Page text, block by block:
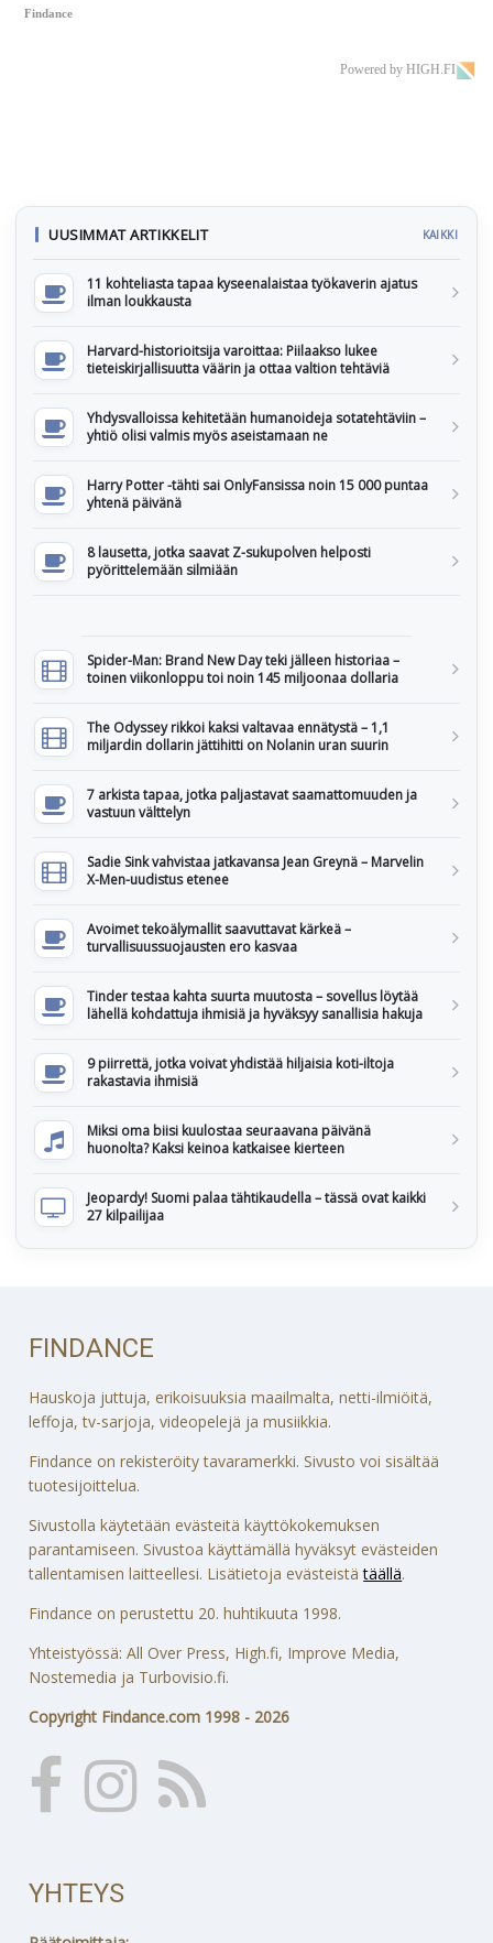
Findance
Powered by HIGH.FI
UUSIMMAT ARTIKKELIT KAIKKI
11 kohteliasta tapaa kyseenalaistaa työkaverin ajatus
ilman loukkausta
Harvard-historioitsija varoittaa: Piilaakso lukee
tieteiskirjallisuutta väärin ja ottaa valtion tehtäviä
Yhdysvalloissa kehitetään humanoideja sotatehtäviin –
yhtiö olisi valmis myös aseistamaan ne
Harry Potter -tähti sai OnlyFansissa noin 15 000 puntaa
yhtenä päivänä
8 lausetta, jotka saavat Z-sukupolven helposti
pyörittelemään silmiään
Spider-Man: Brand New Day teki jälleen historiaa –
toinen viikonloppu toi noin 145 miljoonaa dollaria
The Odyssey rikkoi kaksi valtavaa ennätystä – 1,1
miljardin dollarin jättihitti on Nolanin uran suurin
7 arkista tapaa, jotka paljastavat saamattomuuden ja
vastuun välttelyn
Sadie Sink vahvistaa jatkavansa Jean Greynä – Marvelin
X-Men-uudistus etenee
Avoimet tekoälymallit saavuttavat kärkeä –
turvallisuussuojausten ero kasvaa
Tinder testaa kahta suurta muutosta – sovellus löytää
lähellä kohdattuja ihmisiä ja hyväksyy sanallisia hakuja
9 piirrettä, jotka voivat yhdistää hiljaisia koti-iltoja
rakastavia ihmisiä
Miksi oma biisi kuulostaa seuraavana päivänä
huonolta? Kaksi keinoa katkaisee kierteen
Jeopardy! Suomi palaa tähtikaudella – tässä ovat kaikki
27 kilpailijaa
FINDANCE
Hauskoja juttuja, erikoisuuksia maailmalta, netti-ilmiöitä,
leffoja, tv-sarjoja, videopelejä ja musiikkia.
Findance on rekisteröity tavaramerkki. Sivusto voi sisältää
tuotesijoittelua.
Sivustolla käytetään evästeitä käyttökokemuksen
parantamiseen. Sivustoa käyttämällä hyväksyt evästeiden
tallentamisen laitteellesi. Lisätietoja evästeistätäällä.
Findance on perustettu 20. huhtikuuta 1998.
Yhteistyössä: All Over Press, High.fi, Improve Media,
Nostemedia ja Turbovisio.fi.
Copyright Findance.com 1998 - 2026
YHTEYS